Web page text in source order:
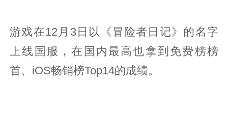
游戏在12月3日以《冒险者日记》的名字
上线国服，在国内最高也拿到免费榜榜
首、iOS畅销榜Top14的成绩。